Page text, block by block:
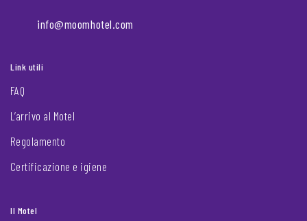
info@moomhotel.com
Link utili
FAQ
L’arrivo al Motel
Regolamento
Certificazione e igiene
Il Motel